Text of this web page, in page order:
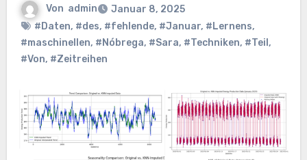
Von admin
Januar 8, 2025
#Daten, #des, #fehlende, #Januar, #Lernens,
#maschinellen, #Nóbrega, #Sara, #Techniken, #Teil ,
#Von, #Zeitreihen